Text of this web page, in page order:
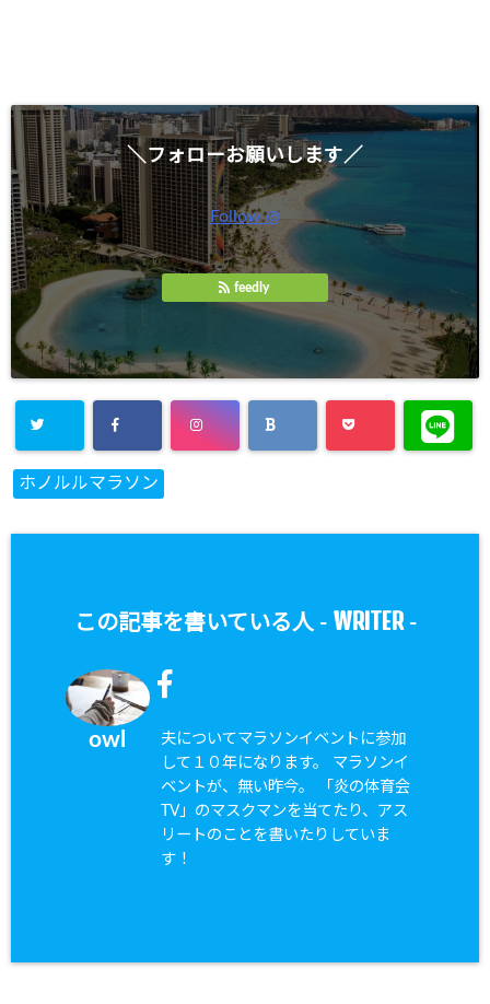
＼フォローお願いします／
Follow @
feedly
ホノルルマラソン
この記事を書いている人 - WRITER-
owl
夫についてマラソンイベントに参加
して１０年になります。 マラソンイ
ベントが、無い昨今。 「炎の体育会
TV」のマスクマンを当てたり、アス
リートのことを書いたりしていま
す！